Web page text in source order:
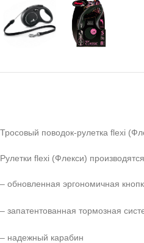
Тросовый поводок-рулетка flexi
Рулетки flexi (Флекси)
– обновленная эргономичная
– запатентованная тормозная
– надежный карабин